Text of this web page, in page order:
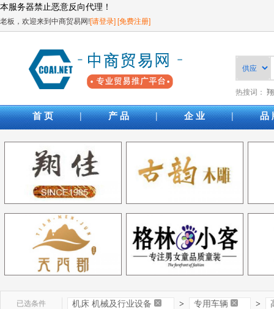
本服务器禁止恶意反向代理！
老板，欢迎来到中商贸易网![请登录][免费注册]
热搜词：
首 页 | 产 品 | 企 业 | 品
已选条件 机床 机械及行业设备 > 专用车辆 >